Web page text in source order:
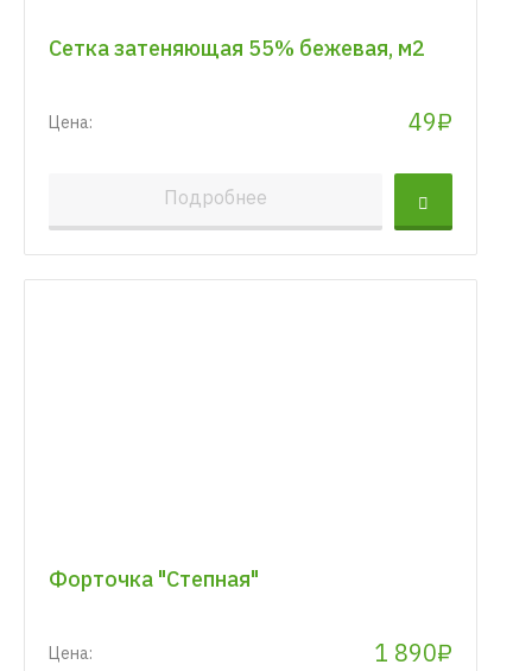
Сетка затеняющая 55% бежевая, м2
Цена: 49₽
Подробнее
Форточка "Степная"
Цена: 1 890₽